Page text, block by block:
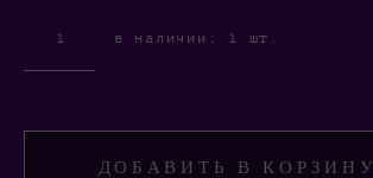
в наличии: 1 шт.
ДОБАВИТЬ В КОРЗИНУ